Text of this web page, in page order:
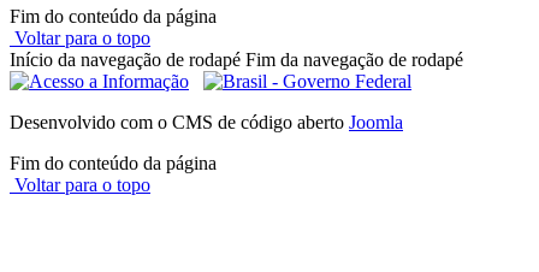
Fim do conteúdo da página
Voltar para o topo
Início da navegação de rodapé Fim da navegação de rodapé
Desenvolvido com o CMS de código aberto Joomla
Fim do conteúdo da página
Voltar para o topo